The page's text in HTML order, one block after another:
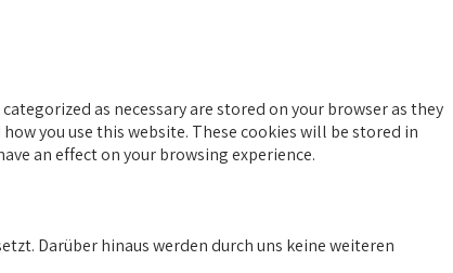
as necessary are stored on your browser as they
you use this website. These cookies will be stored in
an effect on your browsing experience.
Darüber hinaus werden durch uns keine weiteren